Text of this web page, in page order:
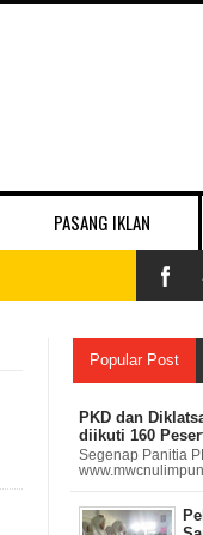
PASANG IKLAN
Popular Post
PKD dan
diikuti 160
Segenap Panitia